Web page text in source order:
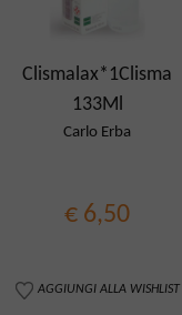
Clismalax*1Clisma
133Ml
Carlo Erba
€ 6,50
AGGIUNGI ALLA WISHLIST